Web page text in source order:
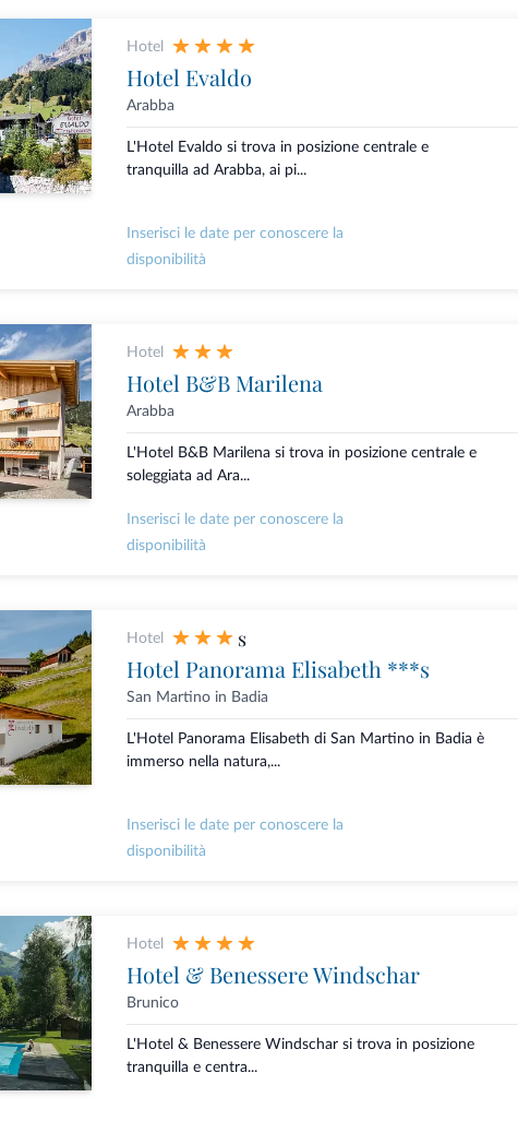
Hotel
Hotel Evaldo
Arabba
L'Hotel Evaldo si trova in posizione centrale e
tranquilla ad Arabba, ai pi...
Inserisci le date per conoscere la
disponibilità
Hotel
Hotel B&B Marilena
Arabba
L'Hotel B&B Marilena si trova in posizione centrale e
soleggiata ad Ara...
Inserisci le date per conoscere la
disponibilità
Hotel s
Hotel Panorama Elisabeth ***s
San Martino in Badia
L'Hotel Panorama Elisabeth di San Martino in Badia è
immerso nella natura,...
Inserisci le date per conoscere la
disponibilità
Hotel
Hotel & Benessere Windschar
Brunico
L'Hotel & Benessere Windschar si trova in posizione
tranquilla e centra...